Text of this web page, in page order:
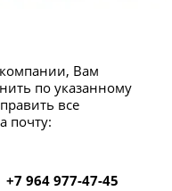
Вам
по указанному
все
почту:
964 977-47-45